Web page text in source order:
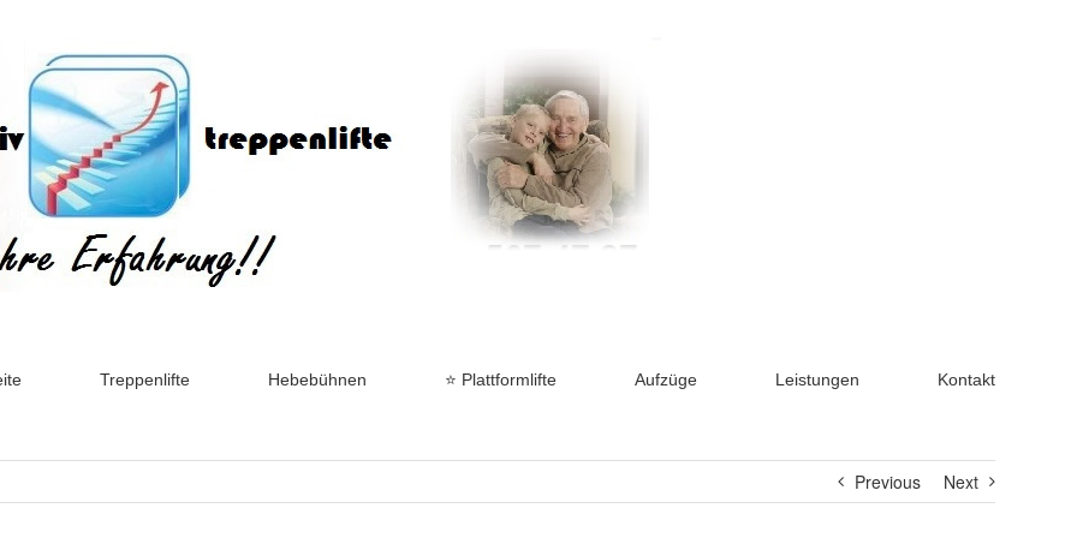
Treppenlifte Hebebühnen ⭐ Plattformlifte Aufzüge Leistungen Kontakt
Previous Next